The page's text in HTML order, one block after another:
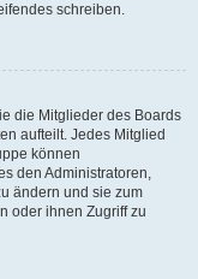
schreiben.
die Mitglieder des Boards
aufteilt. Jedes Mitglied
können
den Administratoren,
ändern und sie zum
oder ihnen Zugriff zu